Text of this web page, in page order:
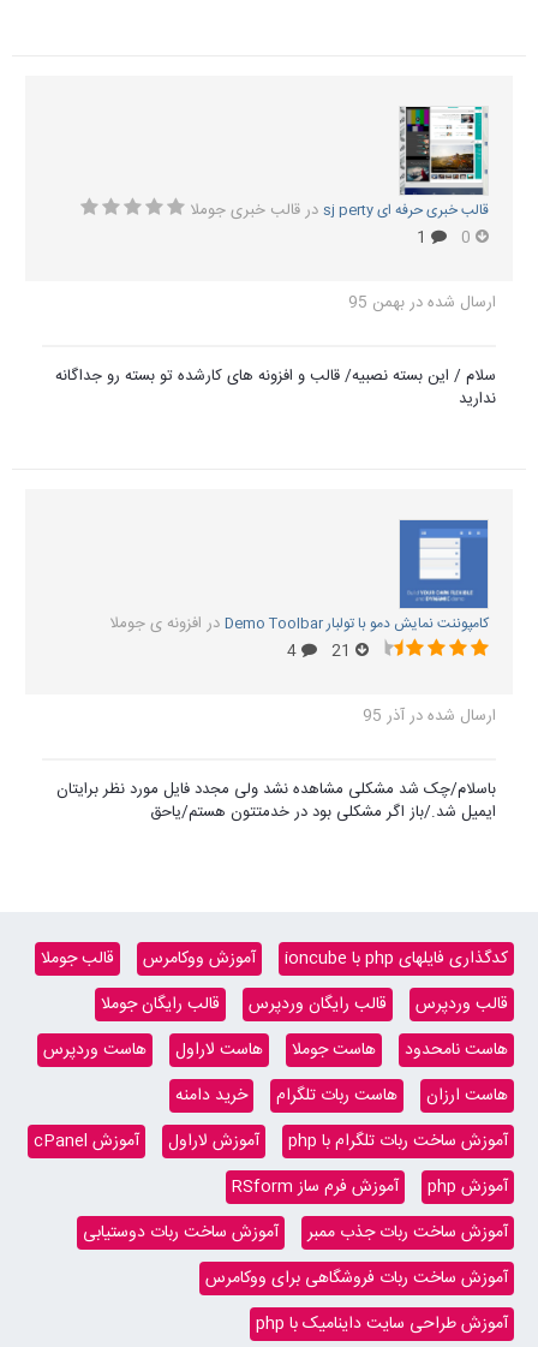
قالب خبری حرفه ای sj perty درقالب خبری جوملا
ارسال شده دربهمن 95
سلام / این بسته نصبیه/ قالب و افزونه های کارشده تو بسته رو جداگانه
ندارید
کامپوننت نمایش دمو با تولبار Demo Toolbar در افزونه ی جوملا
ارسال شده درآذر 95
باسلام/چک شد مشکلی مشاهده نشد ولی مجدد فایل مورد نظر برایتان
ایمیل شد./باز اگر مشکلی بود در خدمتتون هستم/یاحق
کدگذاری فایلهای php با ioncube آموزش ووکامرس
قالب جوملا
قالب وردپرس
قالب رایگان وردپرس
قالب رایگان جوملا
هاست نامحدود
هاست جوملا هاست لاراول
هاست وردپرس
هاست ارزان
هاست ربات تلگرام
خرید دامنه
آموزش ساخت ربات تلگرام با php
آموزش لاراول
آموزش cPanel
آموزش php
آموزش فرم ساز RSform
آموزش ساخت ربات جذب ممبر
آموزش ساخت ربات دوستیابی
آموزش ساخت ربات فروشگاهی برای ووکامرس
آموزش طراحی سایت داینامیک با php